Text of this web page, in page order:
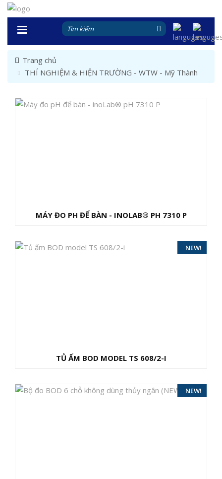
Trang chủ
THÍ NGHIỆM & HIỆN TRƯỜNG - WTW - Mỹ Thành
MÁY ĐO PH ĐỂ BÀN - INOLAB® PH 7310 P
NEW!
TỦ ẤM BOD MODEL TS 608/2-I
HOT!
NEW!